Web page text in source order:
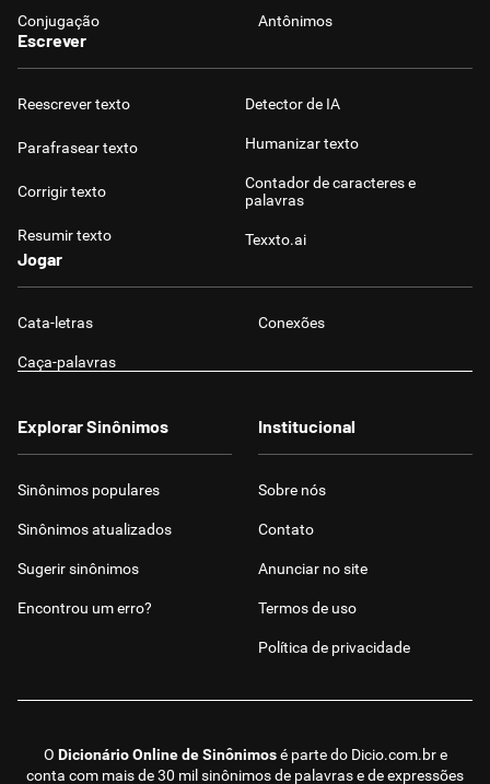
Conjugação Antônimos
Escrever
Reescrever texto
Parafrasear texto
Corrigir texto
Resumir texto
Detector de IA
Humanizar texto
Contador de caracteres e
palavras
Texxto.ai
Jogar
Cata-letras Conexões
Caça-palavras
O Dicionário Online de Sinônimosé parte do Dicio.com.bre
conta com mais de 30 mil sinônimos de palavras e de expressões
Explorar Sinônimos
Sinônimos populares
Sinônimos atualizados
Sugerir sinônimos
Encontrou um erro?
Institucional
Sobre nós
Contato
Anunciar no site
Termos de uso
Política de privacidade